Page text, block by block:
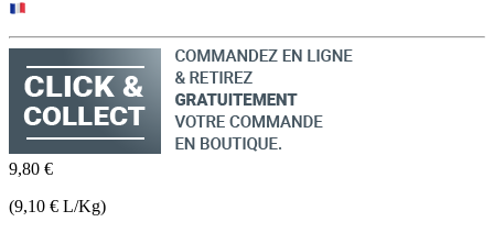
9,80 €
(9,10 € L/Kg)